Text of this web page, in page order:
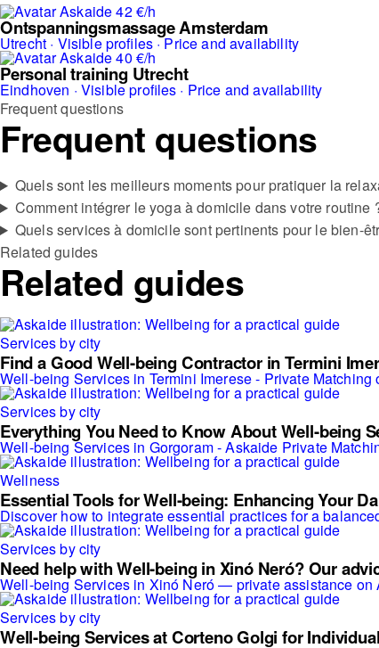
42 €/h
Ontspanningsmassage Amsterdam
Utrecht · Visible profiles · Price and availability
40 €/h
Personal training Utrecht
Eindhoven · Visible profiles · Price and availability
Frequent questions
Frequent questions
Quels sont les meilleurs moments pour pratiquer la
Comment intégrer le yoga à domicile dans votre routine
Quels services à domicile sont pertinents pour le bien-
Related guides
Related guides
Services by city
Find a Good Well-being Contractor in Termini
Well-being Services in Termini Imerese - Private Matching
Services by city
Everything You Need to Know About Well-being
Well-being Services in Gorgoram - Askaide Private
Wellness
Essential Tools for Well-being: Enhancing Your
Discover how to integrate essential practices for a
Services by city
Need help with Well-being in Xinó Neró? Our
Well-being Services in Xinó Neró — private assistance on
Services by city
Well-being Services at Corteno Golgi for